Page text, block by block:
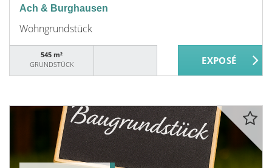
Ach & Burghausen
Wohngrundstück
545 m²
GRUNDSTÜCK